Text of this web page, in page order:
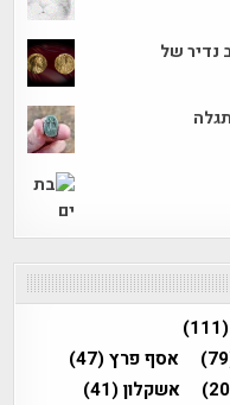
נדיר של
שנה, התגלה
(111)
אסף פרץ(47)
אשקלון(41)